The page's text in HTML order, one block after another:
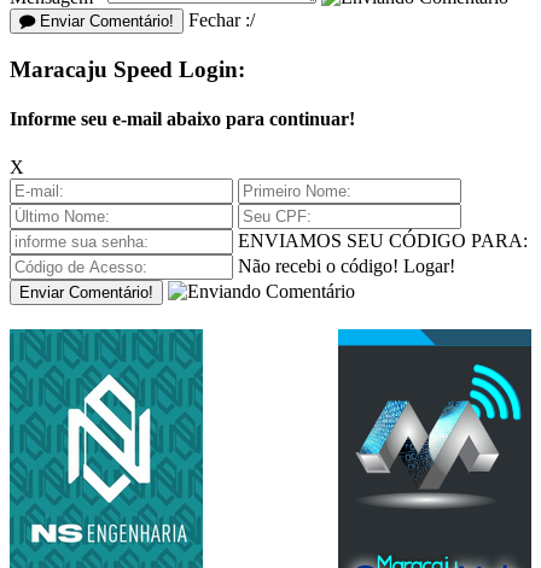
Enviar Comentário! Fechar :/
Maracaju Speed Login:
Informe seu e-mail abaixo para continuar!
X
ENVIAMOS SEU CÓDIGO PARA:
Não recebi o código! Logar!
Enviar Comentário!